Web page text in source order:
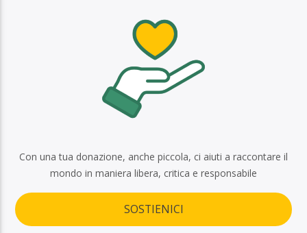
Con una tua donazione, anche piccola, ci aiuti a raccontare il
mondo in maniera libera, critica e responsabile
SOSTIENICI